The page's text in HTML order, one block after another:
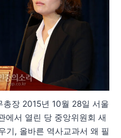
총장 2015년 10월 28일 서울
에서 열린 당 중앙위원회 새
기, 올바른 역사교과서 왜 필